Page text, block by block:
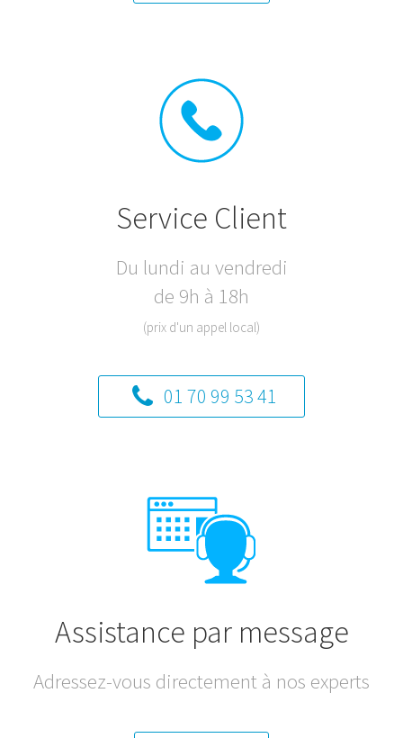
Service Client
Du lundi au vendredi
de 9h à 18h
(prix d'un appel local)
01 70 99 53 41
Assistance par message
Adressez-vous directement à nos experts